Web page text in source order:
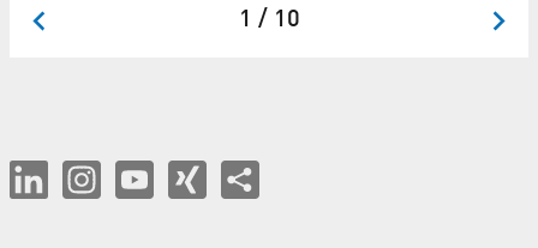
1 / 10